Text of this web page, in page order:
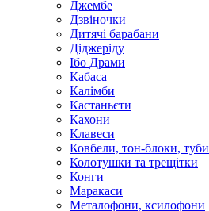
Джембе
Дзвіночки
Дитячі барабани
Діджеріду
Ібо Драми
Кабаса
Калімби
Кастаньєти
Кахони
Клавеси
Ковбели, тон-блоки, туби
Колотушки та трещітки
Конги
Маракаси
Металофони, ксилофони